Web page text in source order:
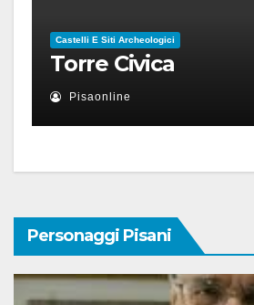
Castelli E Siti Archeologici
Torre Civica
Pisaonline
Personaggi Pisani